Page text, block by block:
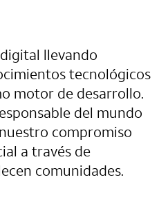
llevando
tecnológicos
motor de desarrollo.
del mundo
compromiso
a través de
comunidades.